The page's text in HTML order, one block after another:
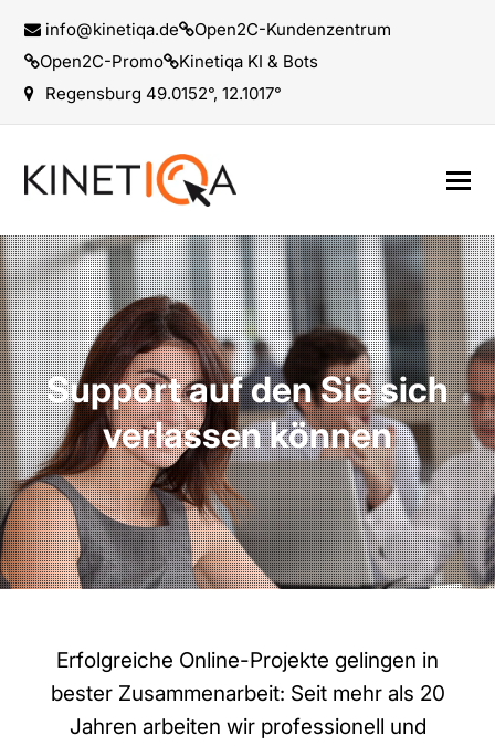
info@kinetiqa.de
Open2C-Kundenzentrum
Open2C-Promo
Kinetiqa KI & Bots
Regensburg 49.0152°, 12.1017°
Support auf den Sie sich
verlassen können
Erfolgreiche Online-Projekte gelingen in
bester Zusammenarbeit: Seit mehr als 20
Jahren arbeiten wir professionell und